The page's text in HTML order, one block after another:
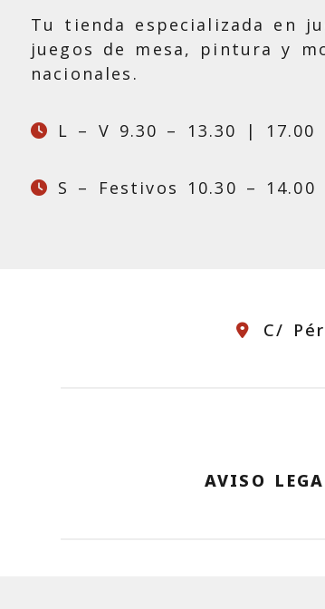
Tu tienda especializada en
juegos de mesa, pintura y
nacionales.
L – V 9.30 – 13.30 | 17.00
S – Festivos 10.30 –
C/
AVISO